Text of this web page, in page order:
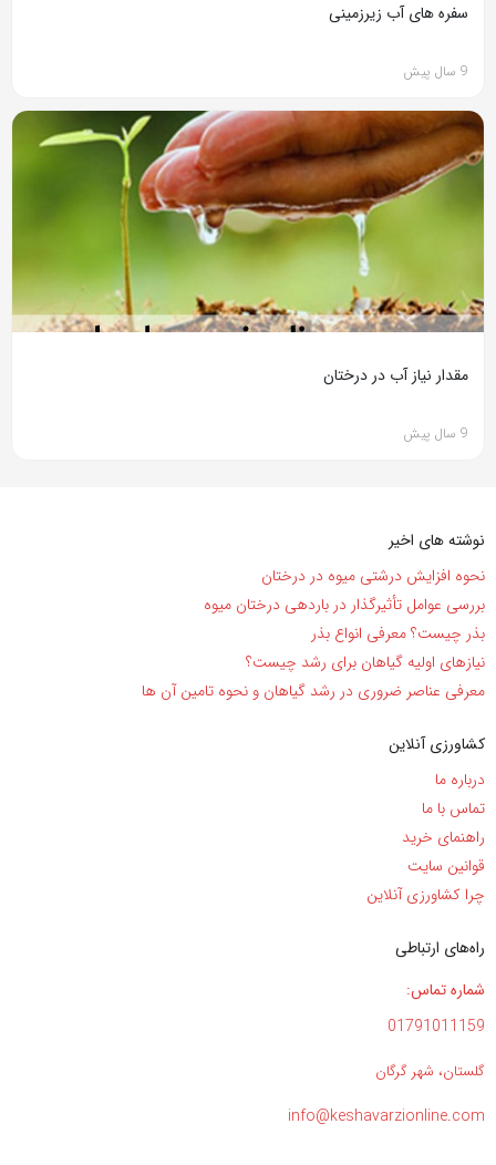
سفره های آب زیرزمینی
9 سال پیش
مقدار نیاز آب در درختان
9 سال پیش
نوشته های اخیر
نحوه افزایش درشتی میوه در درختان
بررسی عوامل تأثیرگذار در باردهی درختان میوه
بذر چیست؟ معرفی انواع بذر
نیاز‌های اولیه گیاهان برای رشد چیست؟
معرفی عناصر ضروری در رشد گیاهان و نحوه تامین آن ها
کشاورزی آنلاین
درباره ما
تماس با ما
راهنمای خرید
قوانین سایت
چرا کشاورزی آنلاین
راه‌های ارتباطی
شماره تماس:
01791011159
گلستان، شهر گرگان
info@keshavarzionline.com